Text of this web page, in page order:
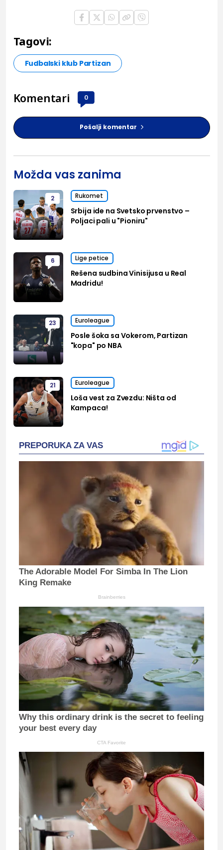
Tagovi:
Fudbalski klub Partizan
Komentari 0
Pošalji komentar
Možda vas zanima
2 Rukomet
Srbija ide na Svetsko prvenstvo –
Poljaci pali u "Pioniru"
6 Lige petice
Rešena sudbina Vinisijusa u Real
Madridu!
23 Euroleague
Posle šoka sa Vokerom, Partizan
"kopa" po NBA
21 Euroleague
Loša vest za Zvezdu: Ništa od
Kampaca!
PREPORUKA ZA VAS
The Adorable Model For Simba In The Lion
King Remake
Brainberries
Why this ordinary drink is the secret to feeling
your best every day
CTA Favorite